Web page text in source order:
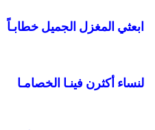
ابعثي المغزل الجميل خطابـاً
لنساء أكثرن فينـا الخصامـا